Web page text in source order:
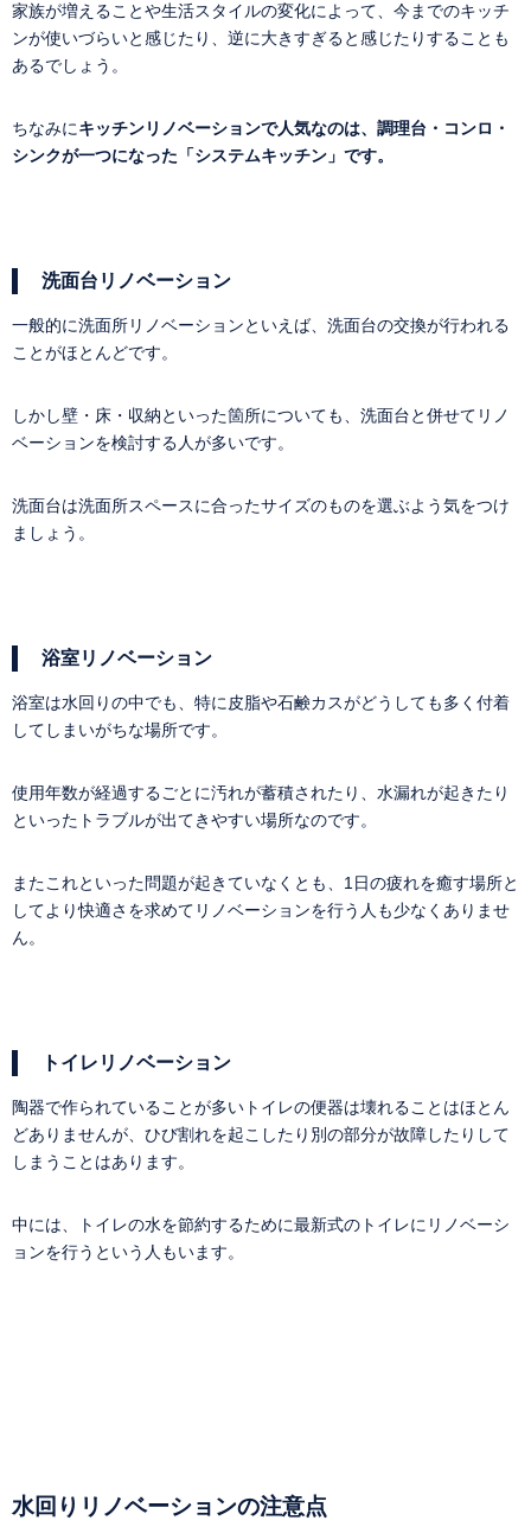
家族が増えることや生活スタイルの変化によって、今までのキッチ
ンが使いづらいと感じたり、逆に大きすぎると感じたりすることも
あるでしょう。
ちなみにキッチンリノベーションで人気なのは、調理台・コンロ・
シンクが一つになった「システムキッチン」です。
洗面台リノベーション
一般的に洗面所リノベーションといえば、洗面台の交換が行われる
ことがほとんどです。
しかし壁・床・収納といった箇所についても、洗面台と併せてリノ
ベーションを検討する人が多いです。
洗面台は洗面所スペースに合ったサイズのものを選ぶよう気をつけ
ましょう。
浴室リノベーション
浴室は水回りの中でも、特に皮脂や石鹸カスがどうしても多く付着
してしまいがちな場所です。
使用年数が経過するごとに汚れが蓄積されたり、水漏れが起きたり
といったトラブルが出てきやすい場所なのです。
またこれといった問題が起きていなくとも、1日の疲れを癒す場所と
してより快適さを求めてリノベーションを行う人も少なくありませ
ん。
トイレリノベーション
陶器で作られていることが多いトイレの便器は壊れることはほとん
どありませんが、ひび割れを起こしたり別の部分が故障したりして
しまうことはあります。
中には、トイレの水を節約するために最新式のトイレにリノベーシ
ョンを行うという人もいます。
水回りリノベーションの注意点